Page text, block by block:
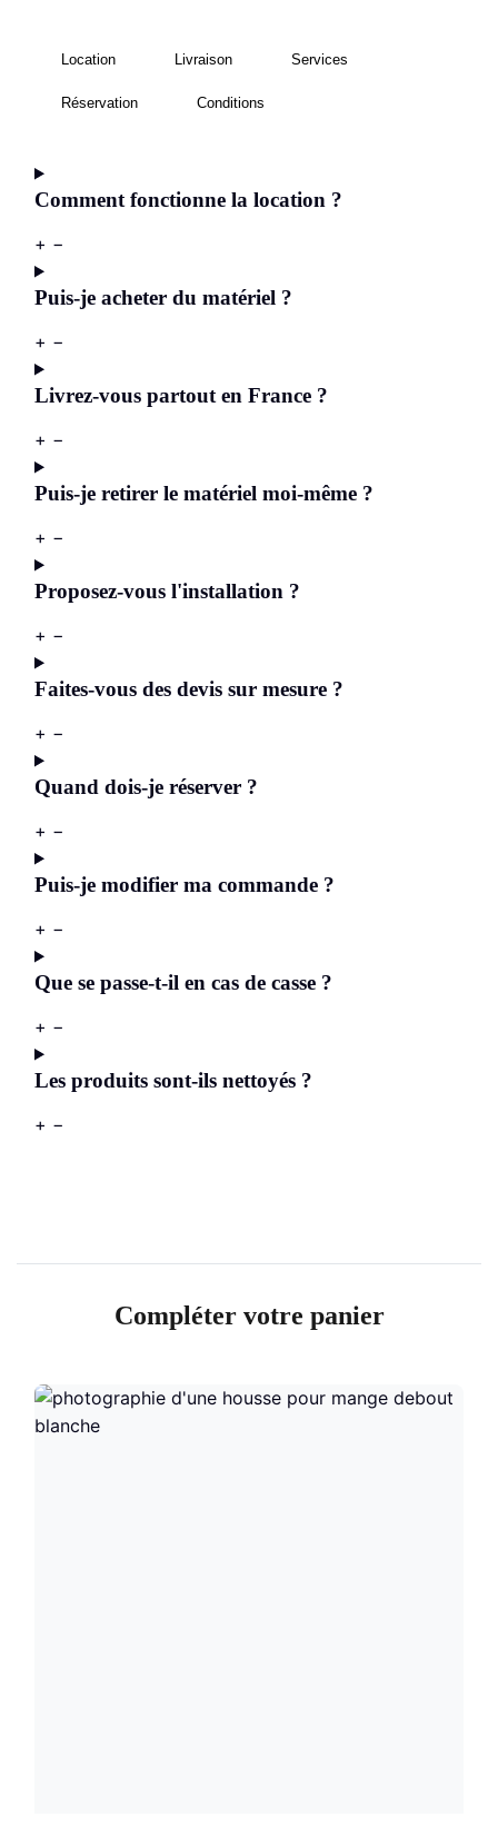
Location Livraison Services
Réservation Conditions
Comment fonctionne la location ?
+ −
Puis-je acheter du matériel ?
+ −
Livrez-vous partout en France ?
+ −
Puis-je retirer le matériel moi-même ?
+ −
Proposez-vous l'installation ?
+ −
Faites-vous des devis sur mesure ?
+ −
Quand dois-je réserver ?
+ −
Puis-je modifier ma commande ?
+ −
Que se passe-t-il en cas de casse ?
+ −
Les produits sont-ils nettoyés ?
+ −
Compléter votre panier